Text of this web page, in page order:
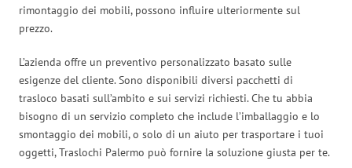
rimontaggio dei mobili, possono influire ulteriormente sul
prezzo.
L’azienda offre un preventivo personalizzato basato sulle
esigenze del cliente. Sono disponibili diversi pacchetti di
trasloco basati sull’ambito e sui servizi richiesti. Che tu abbia
bisogno di un servizio completo che include l’imballaggio e lo
smontaggio dei mobili, o solo di un aiuto per trasportare i tuoi
oggetti, Traslochi Palermo può fornire la soluzione giusta per te.